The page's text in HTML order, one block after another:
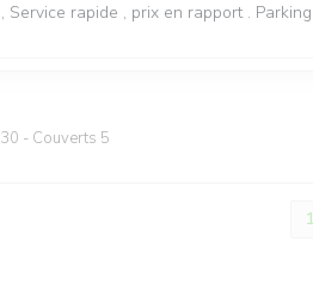
Service rapide , prix en rapport .
- Couverts 5
1